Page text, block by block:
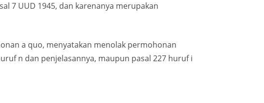
7 UUD 1945, dan karenanya merupakan
a quo, menyatakan menolak permohonan
n dan penjelasannya, maupun pasal 227 huruf i